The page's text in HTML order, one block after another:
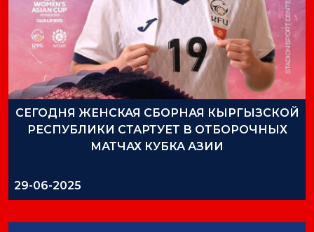
СЕГОДНЯ ЖЕНСКАЯ СБОРНАЯ КЫРГЫЗСКОЙ
РЕСПУБЛИКИ СТАРТУЕТ В ОТБОРОЧНЫХ
МАТЧАХ КУБКА АЗИИ
29-06-2025